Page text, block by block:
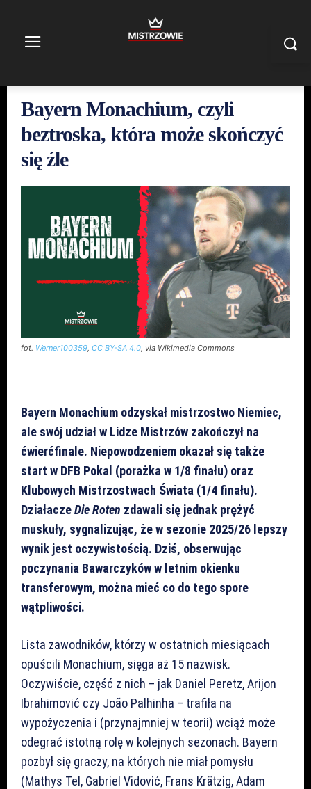
Bayern Monachium, czyli
beztroska, która może skończyć
się źle
fot. Werner100359 CC BY-SA 4.0 , via Wikimedia Commons
Bayern Monachium odzyskał mistrzostwo Niemiec,
ale swój udział w Lidze Mistrzów zakończył na
ćwierćfinale. Niepowodzeniem okazał się także
start w DFB Pokal (porażka w 1/8 finału) oraz
Klubowych Mistrzostwach Świata (1/4 finału).
DziałaczeDie Roten zdawali się jednak prężyć
muskuły, sygnalizując, że w sezonie 2025/26 lepszy
wynik jest oczywistością. Dziś, obserwując
poczynania Bawarczyków w letnim okienku
transferowym, można mieć co do tego spore
wątpliwości.
Lista zawodników, którzy w ostatnich miesiącach
opuścili Monachium, sięga aż 15 nazwisk.
Oczywiście, część z nich – jak Daniel Peretz, Arijon
Ibrahimović czy João Palhinha – trafiła na
wypożyczenia i (przynajmniej w teorii) wciąż może
odegrać istotną rolę w kolejnych sezonach. Bayern
pozbył się graczy, na których nie miał pomysłu
(Mathys Tel, Gabriel Vidović, Frans Krätzig, Adam